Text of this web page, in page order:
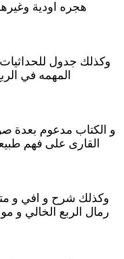
هجره اودية
وكذلك جدول للحداثيات
المهمه في
و الكتاب مدعوم بعدة
القارى على فهم
وكذلك شرح و افي و
رمال الربع الخالي و